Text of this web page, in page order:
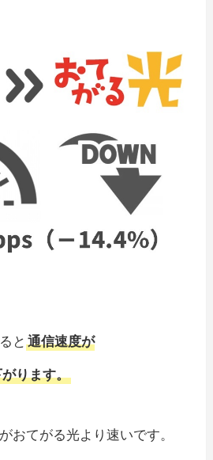
と通信速度が
ります。
おてがる光より速いです。